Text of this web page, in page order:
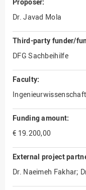
Dr. Javad Mola
Third-party funder/
DFG Sachbeihilfe
Faculty:
Funding amount:
€ 19.200,00
External project
Dr. Naeimeh Fakhar;